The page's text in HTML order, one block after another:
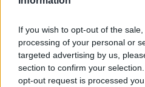
If you wish to opt-out of the
processing of your personal or
targeted advertising by us,
section to confirm your
opt-out request is processed
Žije pri lese, chová
Miestni remeselníci
ako malý raj